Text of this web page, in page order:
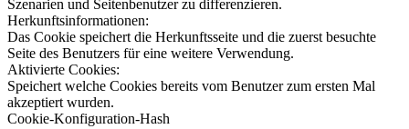
Szenarien und Seitenbenutzer zu differenzieren.
Herkunftsinformationen:
Das Cookie speichert die Herkunftsseite und die zuerst besuchte
Seite des Benutzers für eine weitere Verwendung.
Aktivierte Cookies:
Speichert welche Cookies bereits vom Benutzer zum ersten Mal
akzeptiert wurden.
Cookie-Konfiguration-Hash